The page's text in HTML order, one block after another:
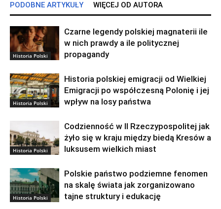
PODOBNE ARTYKUŁY WIĘCEJ OD AUTORA
Historia Polski
Czarne legendy polskiej magnaterii ile
w nich prawdy a ile politycznej
propagandy
Historia Polski
Historia polskiej emigracji od Wielkiej
Emigracji po współczesną Polonię i jej
wpływ na losy państwa
Historia Polski
Codzienność w II Rzeczypospolitej jak
żyło się w kraju między biedą Kresów a
luksusem wielkich miast
Historia Polski
Polskie państwo podziemne fenomen
na skalę świata jak zorganizowano
tajne struktury i edukację